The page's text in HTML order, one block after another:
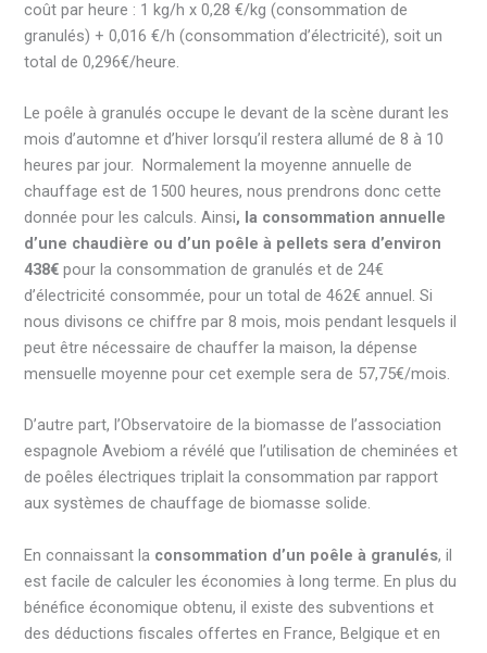
coût par heure : 1 kg/h x 0,28 €/kg (consommation de
granulés) + 0,016 €/h (consommation d’électricité), soit un
total de 0,296€/heure.
Le poêle à granulés occupe le devant de la scène durant les
mois d’automne et d’hiver lorsqu’il restera allumé de 8 à 10
heures par jour. Normalement la moyenne annuelle de
chauffage est de 1500 heures, nous prendrons donc cette
donnée pour les calculs. Ainsi, la consommation annuelle
d’une chaudière ou d’un poêle à pellets sera d’environ
438€ pour la consommation de granulés et de 24€
d’électricité consommée, pour un total de 462€ annuel. Si
nous divisons ce chiffre par 8 mois, mois pendant lesquels il
peut être nécessaire de chauffer la maison, la dépense
mensuelle moyenne pour cet exemple sera de 57,75€/mois.
D’autre part, l’Observatoire de la biomasse de l’association
espagnole Avebiom a révélé que l’utilisation de cheminées et
de poêles électriques triplait la consommation par rapport
aux systèmes de chauffage de biomasse solide.
En connaissant la consommation d’un poêle à granulés, il
est facile de calculer les économies à long terme. En plus du
bénéfice économique obtenu, il existe des subventions et
des déductions fiscales offertes en France, Belgique et en